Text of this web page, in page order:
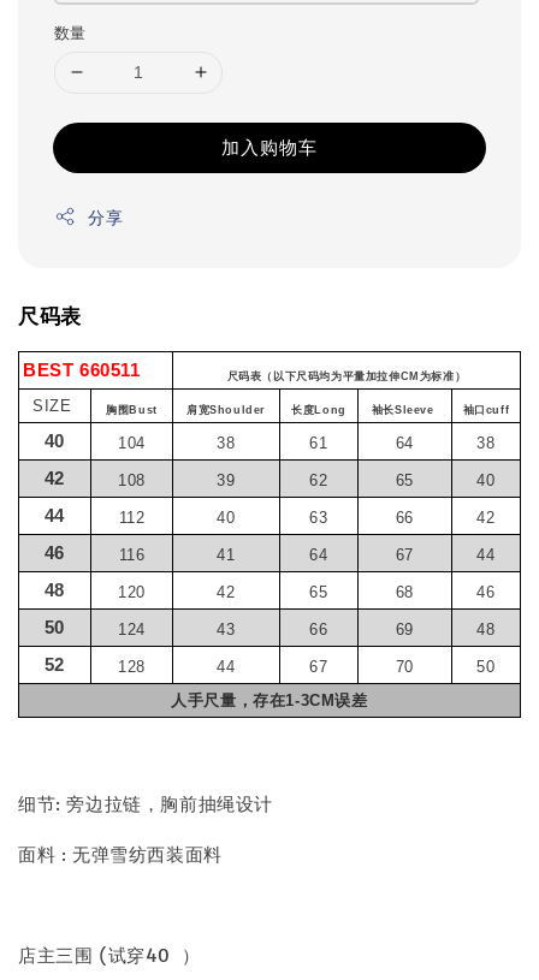
数量
加入购物车
分享
尺码表
BEST 660511 尺码表（以下尺码均为平量加拉伸CM为标准）
SIZE 胸围Bust 肩宽Shoulder 长度Long 袖长Sleeve 袖口cuff
40 104 38 61 64 38
42 108 39 62 65 40
44 112 40 63 66 42
46 116 41 64 67 44
48 120 42 65 68 46
50 124 43 66 69 48
52 128 44 67 70
50
人手尺量，存在1-3CM误差
细节: 旁边拉链，胸前抽绳设计
面料 : 无弹雪纺西装面料
店主三围 (试穿40 ）